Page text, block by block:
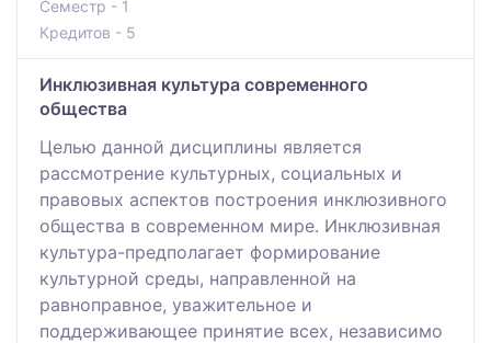
Семестр - 1
Кредитов - 5
Инклюзивная культура современного
общества
Целью данной дисциплины является
рассмотрение культурных, социальных и
правовых аспектов построения инклюзивного
общества в современном мире. Инклюзивная
культура-предполагает формирование
культурной среды, направленной на
равноправное, уважительное и
поддерживающее принятие всех, независимо